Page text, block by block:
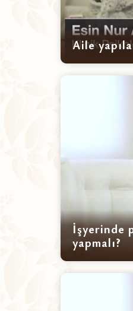
Aile
İşyerinde
yapmalı?